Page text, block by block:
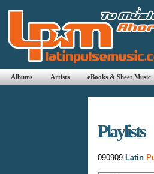
Albums Artists eBooks & Sheet Music
Playlists
090909 Latin